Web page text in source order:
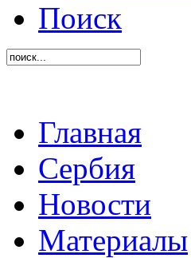
Поиск
Главная
Сербия
Новости
Материалы